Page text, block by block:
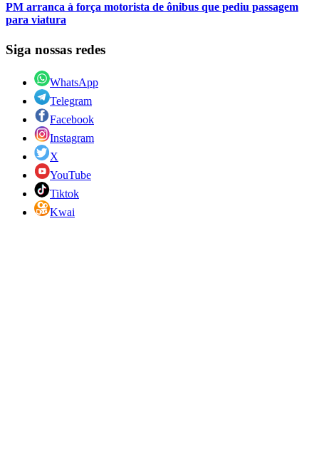
PM arranca à força motorista de ônibus que pediu passagem
para viatura
Siga nossas redes
WhatsApp
Telegram
Facebook
Instagram
X
YouTube
Tiktok
Kwai